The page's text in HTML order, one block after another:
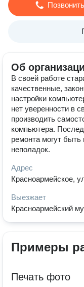
Позвонить
Об
В своей работе
качественные,
настройки
нет уверенности в
производить
компьютера.
ремонта могут быть
неполадок.
Адрес
Красноармейское,
Выезжает
Красноармейский
Примеры
Печать фото